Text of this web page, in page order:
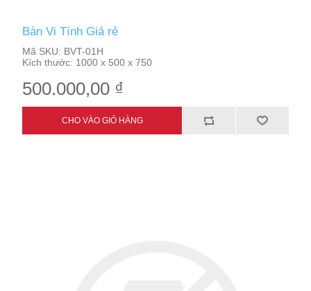
Bàn Vi Tính Giá rẻ
Mã SKU: BVT-01H
Kích thước: 1000 x 500 x 750
500.000,00 ₫